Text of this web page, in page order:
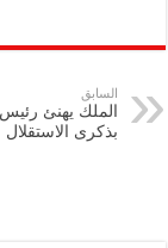
p
y
Li
eb
k
السابق
الملك يهنئ
بذكرى الاستقلال